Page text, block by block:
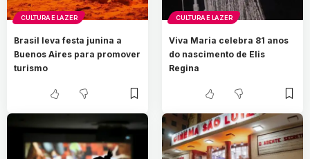
CULTURA E LAZER
Brasil leva festa junina a
Buenos Aires para promover
turismo
CULTURA E LAZER
Viva Maria celebra 81 anos
do nascimento de Elis
Regina